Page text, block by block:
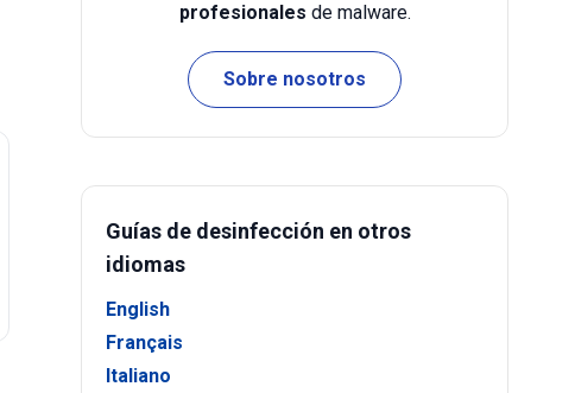
profesionales de malware.
Sobre nosotros
Guías de desinfección en otros
idiomas
English
Français
Italiano